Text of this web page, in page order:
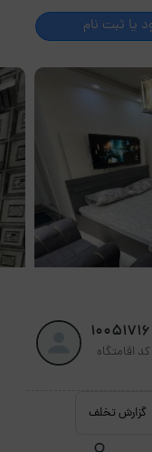
یا ثبت نام
10051716
کد اقامتگاه
گزارش تخلف